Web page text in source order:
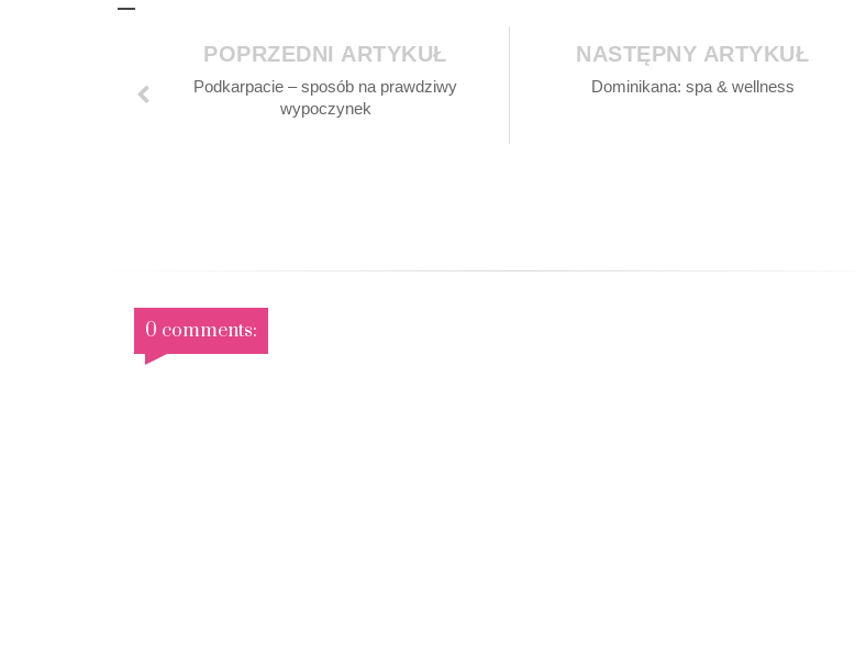
NASTĘPNY ARTYKUŁ
Dominikana: spa & wellness
POPRZEDNI ARTYKUŁ
Podkarpacie – sposób na prawdziwy
wypoczynek
0 comments: